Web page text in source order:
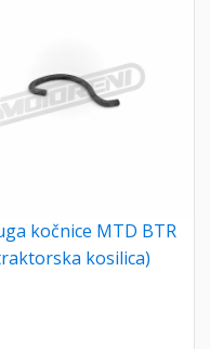
kočnice MTD BTR
kosilica)